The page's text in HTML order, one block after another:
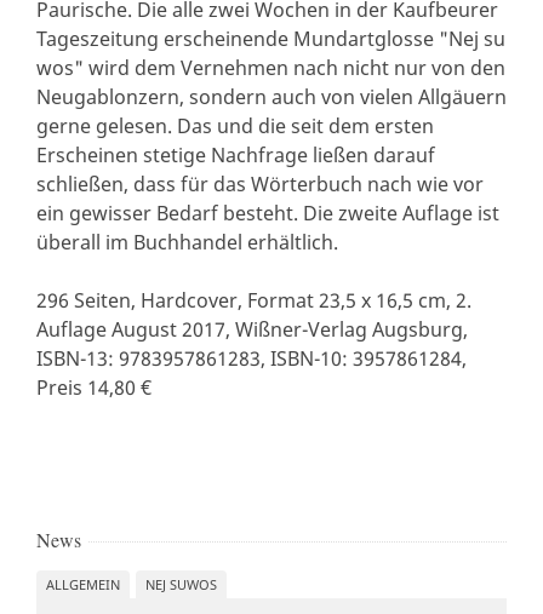
Paurische. Die alle zwei Wochen in der Kaufbeurer
Tageszeitung erscheinende Mundartglosse "Nej su
wos" wird dem Vernehmen nach nicht nur von den
Neugablonzern, sondern auch von vielen Allgäuern
gerne gelesen. Das und die seit dem ersten
Erscheinen stetige Nachfrage ließen darauf
schließen, dass für das Wörterbuch nach wie vor
ein gewisser Bedarf besteht. Die zweite Auflage ist
überall im Buchhandel erhältlich.
296 Seiten, Hardcover, Format 23,5 x 16,5 cm, 2.
Auflage August 2017, Wißner-Verlag Augsburg,
ISBN-13: 9783957861283, ISBN-10: 3957861284,
Preis 14,80 €
News
ALLGEMEIN NEJ SUWOS